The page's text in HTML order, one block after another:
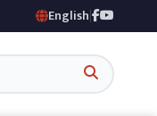
English|